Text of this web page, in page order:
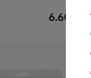
6.60 €